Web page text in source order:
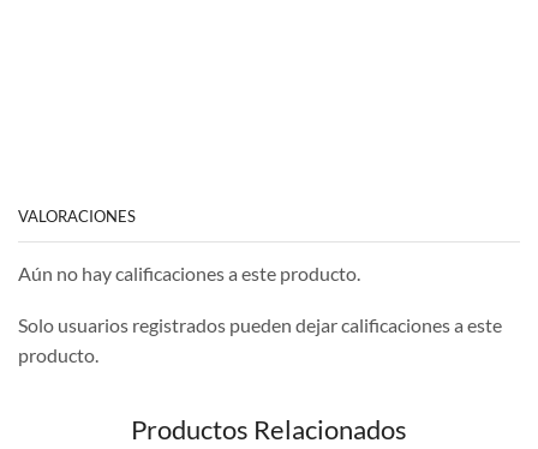
VALORACIONES
Aún no hay calificaciones a este producto.
Solo usuarios registrados pueden dejar calificaciones a este
producto.
Productos Relacionados